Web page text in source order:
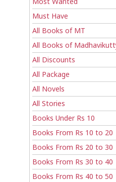
Most Wanted
Must Have
All Books of MT
All Books of
All Discounts
All Package
All Novels
All Stories
Books Under Rs 10
Books From Rs 10 to 20
Books From Rs 20 to 30
Books From Rs 30 to 40
Books From Rs 40 to 50